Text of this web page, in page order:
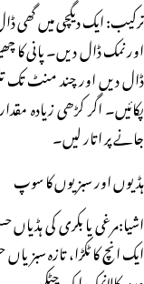
ترکیب: ایک دیگچی میں گھی
اور نمک ڈال دیں۔ پانی
ڈال دیں اور چند منٹ تک
پکائیں۔ اگر کڑھی زیادہ
جانے پر اتار لیں۔
ہڈیوں اور سبزیوں کا سوپ
اشیا:مرغی یا بکری کی
ایک انچ کا ٹکڑا، تازہ